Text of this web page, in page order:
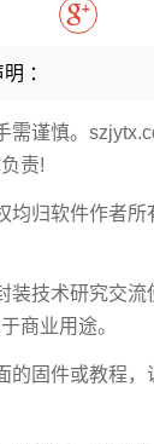
：
需谨慎。
责!
均归软件作者
装技术研究交
商业用途。
的固件或教程，